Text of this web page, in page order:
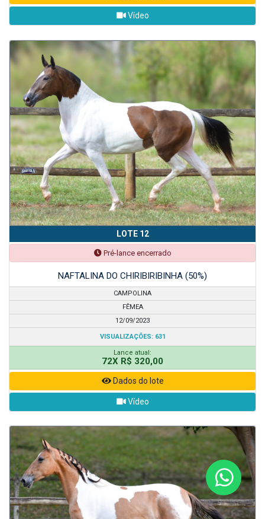
Vídeo
LOTE 12
Pré-lance encerrado
NAFTALINA DO CHIRIBIRIBINHA (50%)
CAMPOLINA
FÊMEA
12/09/2023
VISUALIZAÇÕES: 631
Lance atual:
72X R$ 320,00
Dados do lote
Vídeo